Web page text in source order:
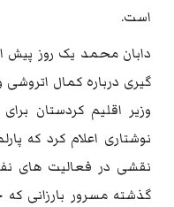
است.
دابان محمد یک روز پیش
گیری درباره کمال
وزیر اقلیم کردستان
نوشتاری اعلام کرد که
نقشی در فعالیت های
گذشته مسرور بارزانی